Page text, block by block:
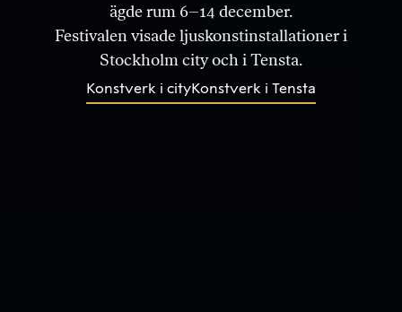
ägde rum 6–14 december.
Festivalen visade ljuskonstinstallationer i
Stockholm city och i Tensta.
Konstverk i cityKonstverk i Tensta